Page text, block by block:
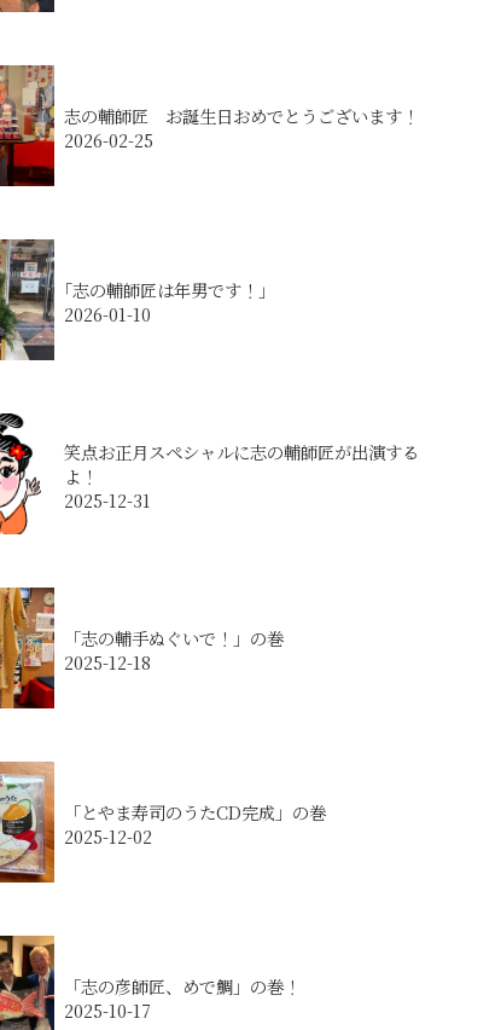
志の輔師匠 お誕生日おめでとうございます！
2026-02-25
｢志の輔師匠は年男です！｣
2026-01-10
笑点お正月スペシャルに志の輔師匠が出演する
よ！
2025-12-31
「志の輔手ぬぐいで！」の巻
2025-12-18
「とやま寿司のうたCD完成」の巻
2025-12-02
「志の彦師匠、めで鯛」の巻！
2025-10-17